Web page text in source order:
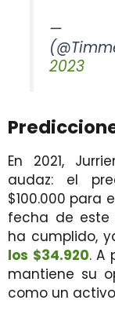
—
2023
En 2021,
audaz: el
$100.000 para
fecha de este
ha cumplido,
los $34.920. A
mantiene su
como un